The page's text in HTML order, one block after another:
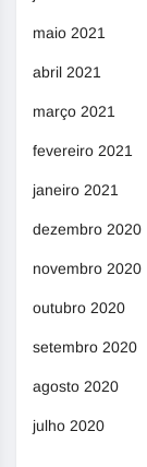
maio 2021
abril 2021
março 2021
fevereiro 2021
janeiro 2021
dezembro 2020
novembro 2020
outubro 2020
setembro 2020
agosto 2020
julho 2020